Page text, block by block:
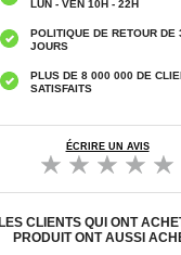
LUN - VEN 10H - 22H
POLITIQUE DE RETOUR DE
JOURS
PLUS DE 8 000 000 DE
SATISFAITS
ÉCRIRE UN AVIS
LES CLIENTS QUI ONT
PRODUIT ONT AUSSI